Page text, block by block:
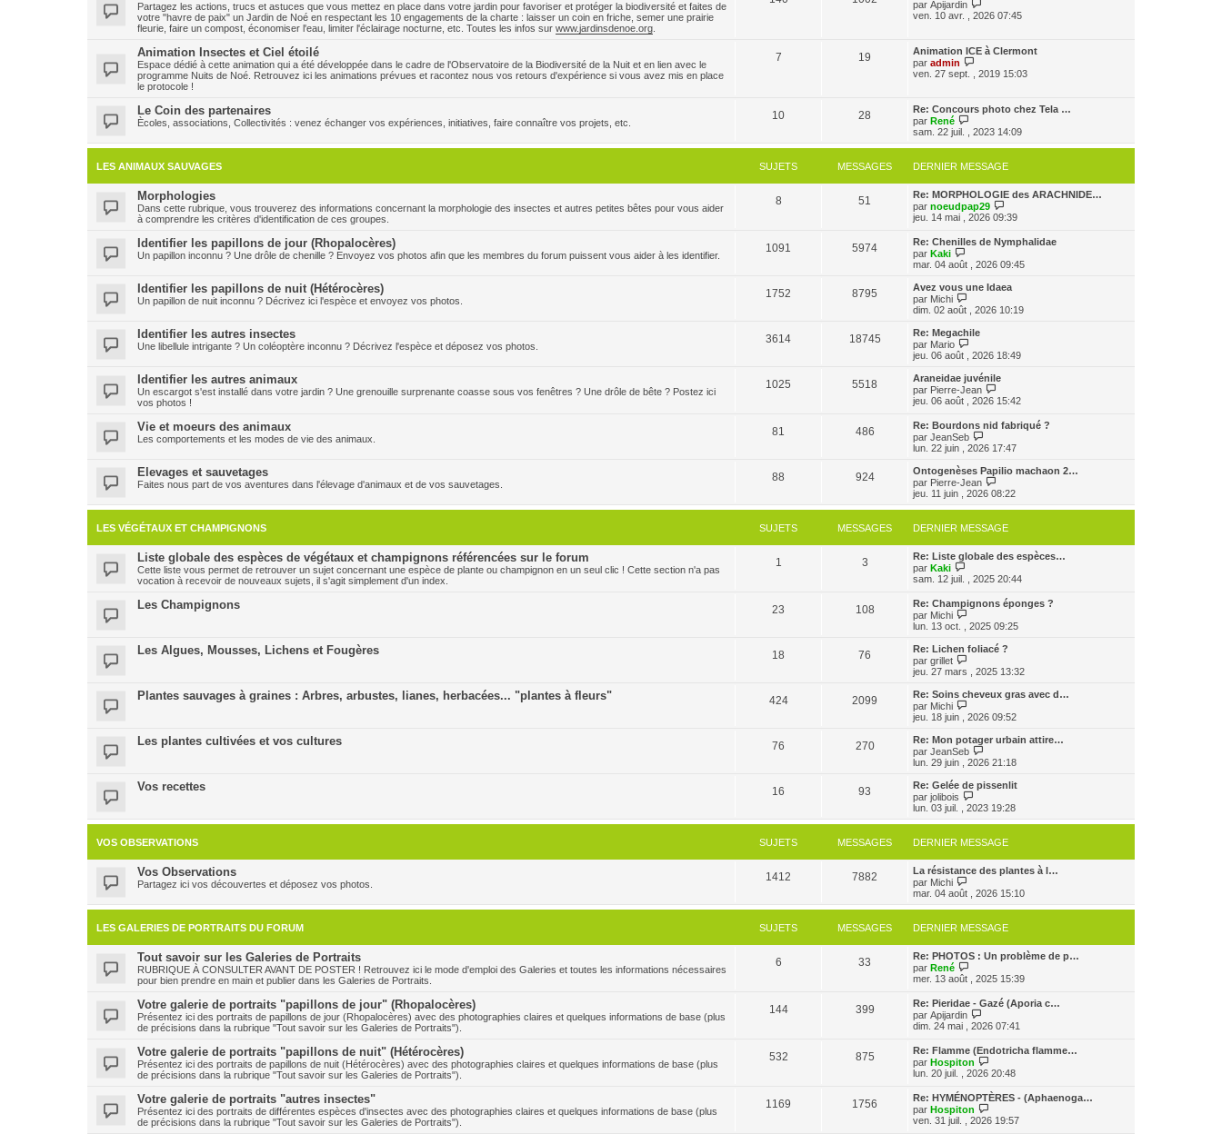
a
g
n
i
m
e
s
g
e
e
d
n
e
e
s
a
e
Partagez les actions, trucs et astuces que vous mettez en place dans votre jardin pour favoriser et protéger la biodiversité et faites de
votre "havre de paix" un Jardin de Noé en respectant les 10 engagements de la charte : laisser un coin en friche, semer une prairie
fleurie, faire un compost, économiser l'eau, limiter l'éclairage nocturne, etc. Toutes les infos sur www.jardinsdenoe.org
par Apijardin
o
e
d
e
i
r
m
s
g
e
ven. 10 avr. , 2026 07:45
Animation Insectes et Ciel étoilé
Espace dédié à cette animation qui a été développée dans le cadre de l'Observatoire de la Biodiversité de la Nuit et en lien avec le
programme Nuits de Noé. Retrouvez ici les animations prévues et racontez nous vos retours d'expérience si vous avez mis en place
le protocole !
7 19
Animation ICE à Clermont
par admin
o
e
d
e
r
i
r
m
e
s
a
e
ven. 27 sept. , 2019 15:03
Le Coin des partenaires
Ècoles, associations, Collectivités : venez échanger vos expériences, initiatives, faire connaître vos projets, etc.
10 28
Re: Concours photo chez Tela …
par René
o
r
l
e
d
e
r
n
e
m
e
s
a
g
sam. 22 juil. , 2023 14:09
LES ANIMAUX SAUVAGES SUJETS MESSAGES DERNIER MESSAGE
Morphologies
Dans cette rubrique, vous trouverez des informations concernant la morphologie des insectes et autres petites bêtes pour vous aider
à comprendre les critères d'identification de ces groupes.
8 51
Re: MORPHOLOGIE des ARACHNIDE…
par noeudpap29
o
l
e
d
r
i
e
g
jeu. 14 mai , 2026 09:39
Identifier les papillons de jour (Rhopalocères)
Un papillon inconnu ? Une drôle de chenille ? Envoyez vos photos afin que les membres du forum puissent vous aider à les identifier.
1091 5974
Re: Chenilles de Nymphalidae
par Kaki
o
r
d
e
r
n
i
r
m
e
s
a
g
mar. 04 août , 2026 09:45
Identifier les papillons de nuit (Hétérocères)
Un papillon de nuit inconnu ? Décrivez ici l'espèce et envoyez vos photos.
1752 8795
Avez vous une Idaea
par Michi
i
r
e
d
r
n
r
m
e
s
a
g
e
dim. 02 août , 2026 10:19
Identifier les autres insectes
Une libellule intrigante ? Un coléoptère inconnu ? Décrivez l'espèce et déposez vos photos.
3614 18745
Re: Megachile
par Mario
o
r
l
e
d
r
n
i
r
m
e
s
a
jeu. 06 août , 2026 18:49
Identifier les autres animaux
Un escargot s'est installé dans votre jardin ? Une grenouille surprenante coasse sous vos fenêtres ? Une drôle de bête ? Postez ici
vos photos !
1025 5518
Araneidae juvénile
par Pierre-Jean
o
e
d
r
i
e
m
s
s
a
g
jeu. 06 août , 2026 15:42
Vie et moeurs des animaux
Les comportements et les modes de vie des animaux.
81 486
Re: Bourdons nid fabriqué ?
par JeanSeb
o
r
l
e
d
e
r
n
i
e
m
s
a
g
lun. 22 juin , 2026 17:47
Elevages et sauvetages
Faites nous part de vos aventures dans l'élevage d'animaux et de vos sauvetages.
88 924
Ontogenèses Papilio machaon 2…
par Pierre-Jean
o
r
l
e
d
e
n
e
m
e
s
s
a
g
jeu. 11 juin , 2026 08:22
LES VÉGÉTAUX ET CHAMPIGNONS SUJETS MESSAGES DERNIER MESSAGE
Liste globale des espèces de végétaux et champignons référencées sur le forum
Cette liste vous permet de retrouver un sujet concernant une espèce de plante ou champignon en un seul clic ! Cette section n'a pas
vocation à recevoir de nouveaux sujets, il s'agit simplement d'un index.
1 3
Re: Liste globale des espèces…
par Kaki
i
r
l
e
d
r
r
e
s
a
g
sam. 12 juil. , 2025 20:44
Les Champignons 23 108
Re: Champignons éponges ?
par Michi
o
r
d
e
r
n
i
r
m
e
s
a
g
e
lun. 13 oct. , 2025 09:25
Les Algues, Mousses, Lichens et Fougères 18 76
Re: Lichen foliacé ?
par grillet
r
e
d
e
r
n
i
r
m
e
s
a
jeu. 27 mars , 2025 13:32
Plantes sauvages à graines : Arbres, arbustes, lianes, herbacées... "plantes à fleurs" 424 2099
Re: Soins cheveux gras avec d…
par Michi
o
r
e
d
r
n
i
e
m
s
g
e
jeu. 18 juin , 2026 09:52
Les plantes cultivées et vos cultures 76 270
Re: Mon potager urbain attire…
par JeanSeb
o
r
e
d
e
r
n
i
e
m
s
s
a
g
e
lun. 29 juin , 2026 21:18
Vos recettes 16 93
Re: Gelée de pissenlit
par jolibois
o
r
l
e
d
e
n
i
r
e
s
a
e
lun. 03 juil. , 2023 19:28
VOS OBSERVATIONS SUJETS MESSAGES DERNIER MESSAGE
Vos Observations
Partagez ici vos découvertes et déposez vos photos.
1412 7882
La résistance des plantes à l…
par Michi
r
l
e
d
e
e
r
m
e
s
a
g
mar. 04 août , 2026 15:10
LES GALERIES DE PORTRAITS DU FORUM SUJETS MESSAGES DERNIER MESSAGE
Tout savoir sur les Galeries de Portraits
RUBRIQUE À CONSULTER AVANT DE POSTER ! Retrouvez ici le mode d'emploi des Galeries et toutes les informations nécessaires
pour bien prendre en main et publier dans les Galeries de Portraits.
6 33
Re: PHOTOS : Un problème de p…
par René
o
i
l
e
d
r
n
i
r
m
e
mer. 13 août , 2025 15:39
Votre galerie de portraits "papillons de jour" (Rhopalocères)
Présentez ici des portraits de papillons de jour (Rhopalocères) avec des photographies claires et quelques informations de base (plus
de précisions dans la rubrique "Tout savoir sur les Galeries de Portraits").
144 399
Re: Pieridae - Gazé (Aporia c…
par Apijardin
o
l
e
d
r
n
i
dim. 24 mai , 2026 07:41
Votre galerie de portraits "papillons de nuit" (Hétérocères)
Présentez ici des portraits de papillons de nuit (Hétérocères) avec des photographies claires et quelques informations de base (plus
de précisions dans la rubrique "Tout savoir sur les Galeries de Portraits").
532 875
Re: Flamme (Endotricha flamme…
par Hospiton
o
r
l
e
d
lun. 20 juil. , 2026 20:48
Votre galerie de portraits "autres insectes"
Présentez ici des portraits de différentes espèces d'insectes avec des photographies claires et quelques informations de base (plus
de précisions dans la rubrique "Tout savoir sur les Galeries de Portraits").
1169 1756
Re: HYMÉNOPTÈRES - (Aphaenoga…
par Hospiton
o
ven. 31 juil. , 2026 19:57